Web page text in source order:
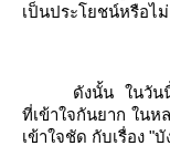
เป็นประโยชน์หรือไม่
ดังนั้น นวันนี้
ที่เข้าใจกันยาก ในห
เข้าใจชัด กับเรื่อง "บั